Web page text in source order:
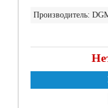
Производитель: